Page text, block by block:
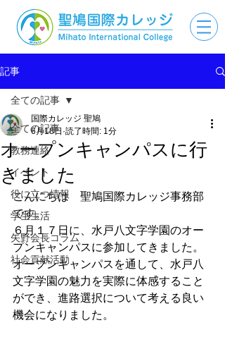
記事
全ての記事
教務連絡
イベント
役に立つ情報
学生生活
矢野会長コラム
社会貢献活動
全ての記事
オープンキャンパスに行
きました
国際カレッジ 聖鳩
6月18日 読了時間: 1分
こんにちは　聖鳩国際カレッジ事務部
です。
６月１７日に、水戸八文字学園のオー
プンキャンパスに参加してきました。
オープンキャンパスを通して、水戸八
文字学園の魅力を実際に体感すること
ができ、進路選択について考える良い
機会になりました。